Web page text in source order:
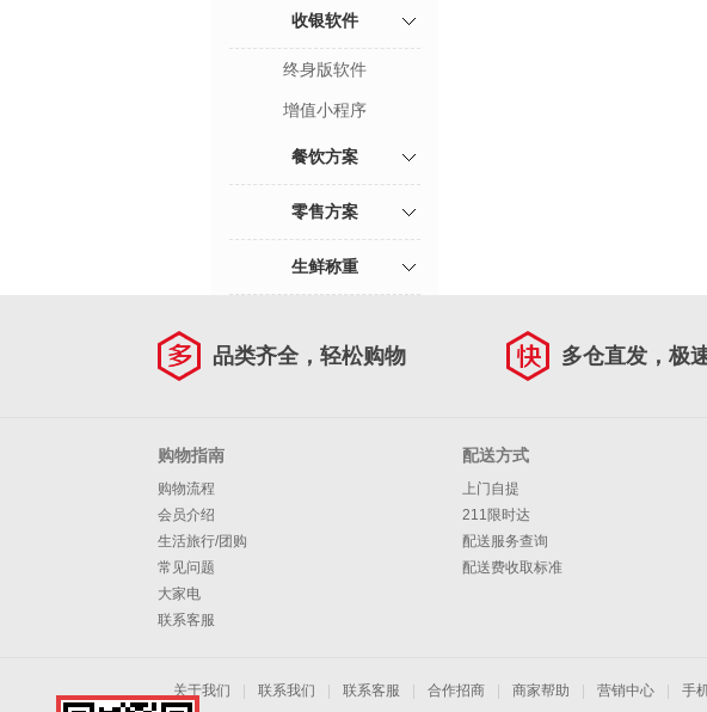
收银软件
终身版软件
增值小程序
餐饮方案
零售方案
生鲜称重
品类齐全，轻松购物 多仓直发，极
购物指南
购物流程
会员介绍
生活旅行/团购
常见问题
大家电
联系客服
配送方式
上门自提
211限时达
配送服务查询
配送费收取标准
关于我们 联系我们 联系客服 合作招商 商家帮助 营销中心 手